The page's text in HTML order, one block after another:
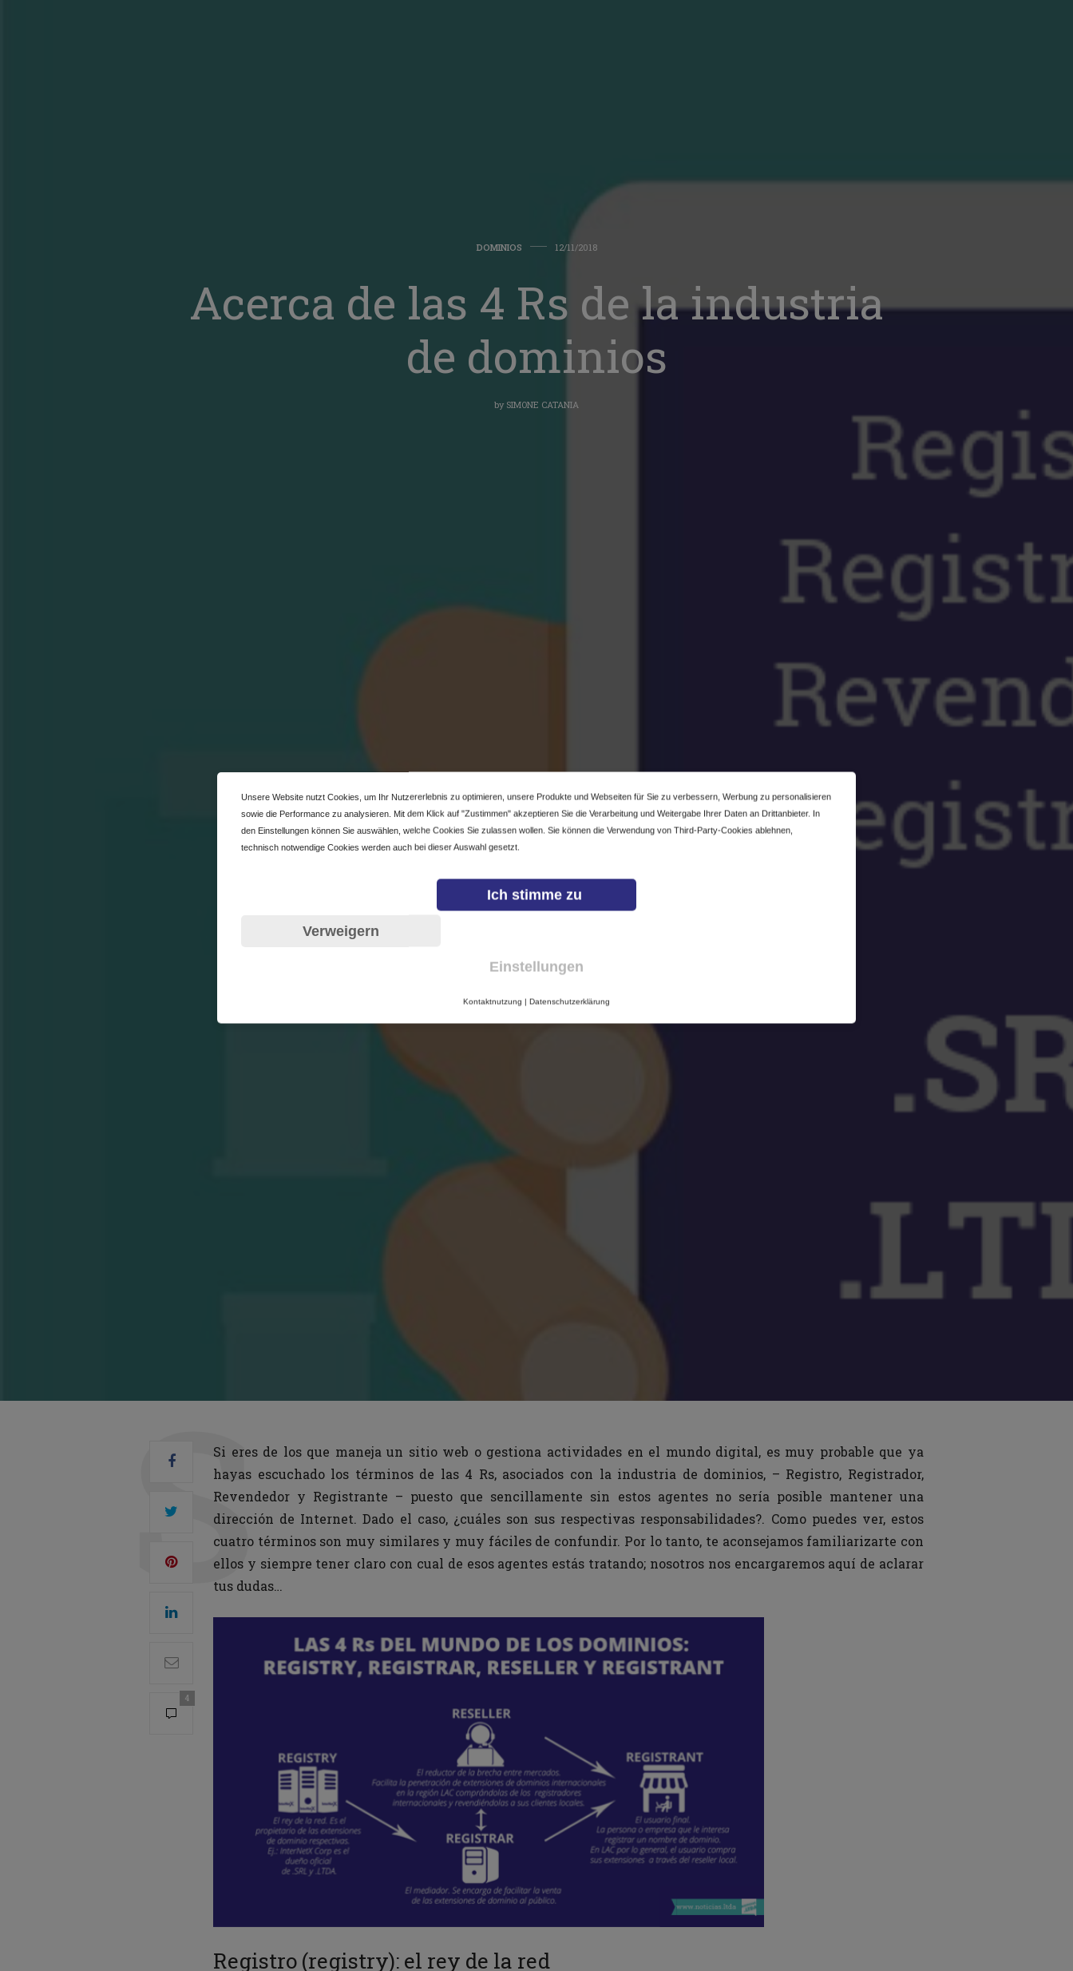
DOMINIOS 12/11/2018
Acerca de las 4 Rs de la industria
de dominios
by SIMONE CATANIA
4
Si eres de los que maneja un sitio web o gestiona actividades en el mundo digital, es muy probable que ya
hayas escuchado los términos de las 4 Rs, asociados con la industria de dominios, – Registro, Registrador,
Revendedor y Registrante – puesto que sencillamente sin estos agentes no sería posible mantener una
dirección de Internet. Dado el caso, ¿cuáles son sus respectivas responsabilidades?. Como puedes ver, estos
cuatro términos son muy similares y muy fáciles de confundir. Por lo tanto, te aconsejamos familiarizarte con
ellos y siempre tener claro con cual de esos agentes estás tratando; nosotros nos encargaremos aquí de aclarar
tus dudas…
Registro (registry): el rey de la red
Unsere Website nutzt Cookies, um Ihr Nutzererlebnis zu optimieren, unsere Produkte und Webseiten für Sie zu verbessern, Werbung zu personalisieren
sowie die Performance zu analysieren. Mit dem Klick auf "Zustimmen" akzeptieren Sie die Verarbeitung und Weitergabe Ihrer Daten an Drittanbieter. In
den Einstellungen können Sie auswählen, welche Cookies Sie zulassen wollen. Sie können die Verwendung von Third-Party-Cookies ablehnen,
technisch notwendige Cookies werden auch bei dieser Auswahl gesetzt.
Ich stimme zu
Verweigern
Einstellungen
Kontaktnutzung | Datenschutzerklärung